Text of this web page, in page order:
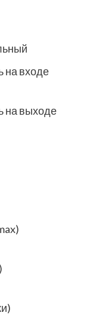
на входе
на выходе